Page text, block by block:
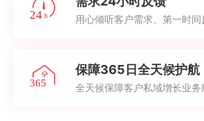
用心倾听客户需求、第一时
保障365日全天候护航
全天候保障客户私域增长业务